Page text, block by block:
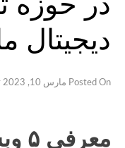
دیجیتال
Posted On مارس 10, 2023